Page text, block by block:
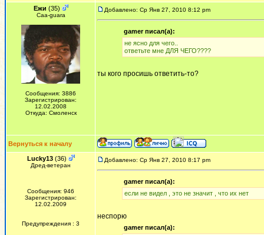
Ежи (35)
Сaa-guara
Сообщения: 3886
Зарегистрирован:
12.02.2008
Откуда: Смоленск
Добавлено: Ср Янв 27, 2010 8:12 pm
gamer писал(а):
не ясно для чего..
ответьте мне ДЛЯ ЧЕГО????
ты кого просишь ответить-то?
Вернуться к началу
Lucky13(36)
Дред-ветеран
Сообщения: 946
Зарегистрирован:
12.02.2009
Предупреждения : 3
Добавлено: Ср Янв 27, 2010 8:17 pm
gamer писал(а):
если не видел , это не значит , что их нет
неспорю
gamer писал(а):